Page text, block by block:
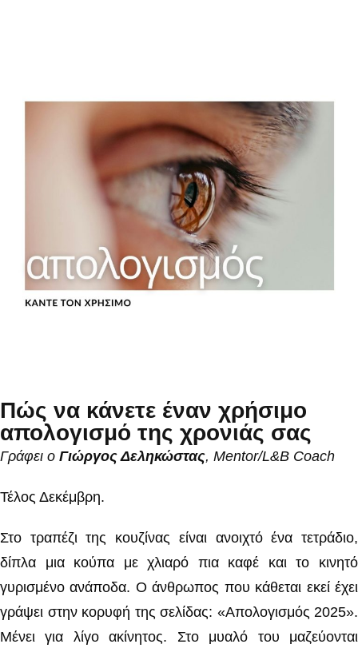
Πώς να κάνετε έναν χρήσιμο
απολογισμό της χρονιάς σας
Γράφει ο Γιώργος Δεληκώστας, Mentor/L&B Coach
Τέλος Δεκέμβρη.
Στο τραπέζι της κουζίνας είναι ανοιχτό ένα τετράδιο,
δίπλα μια κούπα με χλιαρό πια καφέ και το κινητό
γυρισμένο ανάποδα. Ο άνθρωπος που κάθεται εκεί έχει
γράψει στην κορυφή της σελίδας: «Απολογισμός 2025».
Μένει για λίγο ακίνητος. Στο μυαλό του μαζεύονται